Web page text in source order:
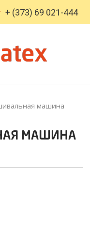
+ (373) 69 021-444
машина
МАШИНА